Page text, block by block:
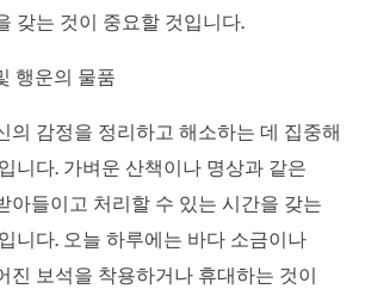
갖는 것이 중요할 것입니다.
행운의 물품
의 감정을 정리하고 해소하는 데 집중해
니다. 가벼운 산책이나 명상과 같은
아들이고 처리할 수 있는 시간을 갖는
니다. 오늘 하루에는 바다 소금이나
진 보석을 착용하거나 휴대하는 것이